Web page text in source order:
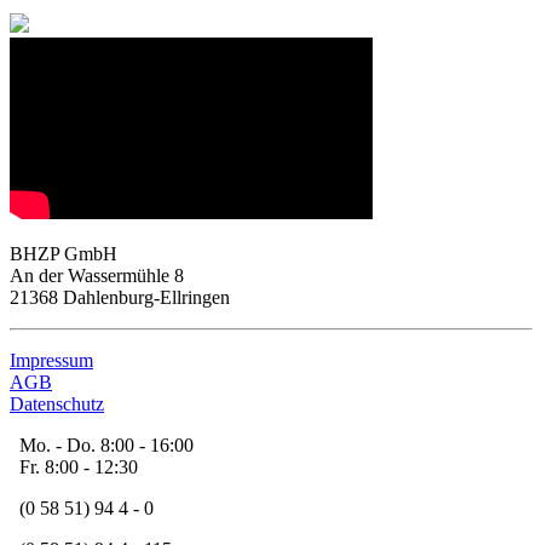
BHZP GmbH
An der Wassermühle 8
21368 Dahlenburg-Ellringen
Impressum
AGB
Datenschutz
Mo. - Do. 8:00 - 16:00
Fr. 8:00 - 12:30
(0 58 51) 94 4 - 0